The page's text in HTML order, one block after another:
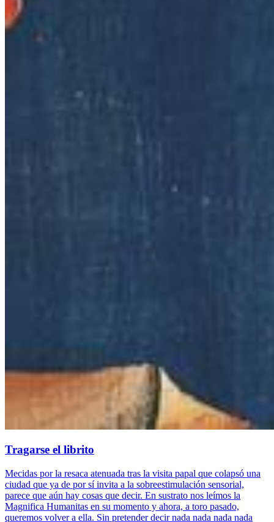
Tragarse el librito
Mecidas por la resaca atenuada tras la visita papal que colapsó una
ciudad que ya de por sí invita a la sobreestimulación sensorial,
parece que aún hay cosas que decir. En sustrato nos leímos la
Magnifica Humanitas en su momento y ahora, a toro pasado,
queremos volver a ella. Sin pretender decir nada nada nada nada